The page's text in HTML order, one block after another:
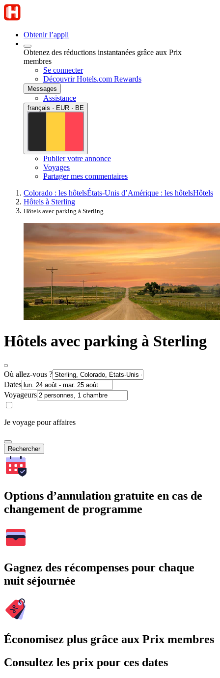
Obtenir l’appli
Obtenez des réductions instantanées grâce aux Prix
membres
Se connecter
Découvrir Hotels.com Rewards
Messages
Assistance
français · EUR · BE
Publier votre annonce
Voyages
Partager mes commentaires
Colorado : les hôtelsÉtats-Unis d’Amérique : les hôtelsHôtels
Hôtels à Sterling
Hôtels avec parking à Sterling
Hôtels avec parking à Sterling
Où allez-vous ?
Dates
Voyageurs
Je voyage pour affaires
Rechercher
Options d’annulation gratuite en cas de
changement de programme
Gagnez des récompenses pour chaque
nuit séjournée
Économisez plus grâce aux Prix membres
Consultez les prix pour ces dates